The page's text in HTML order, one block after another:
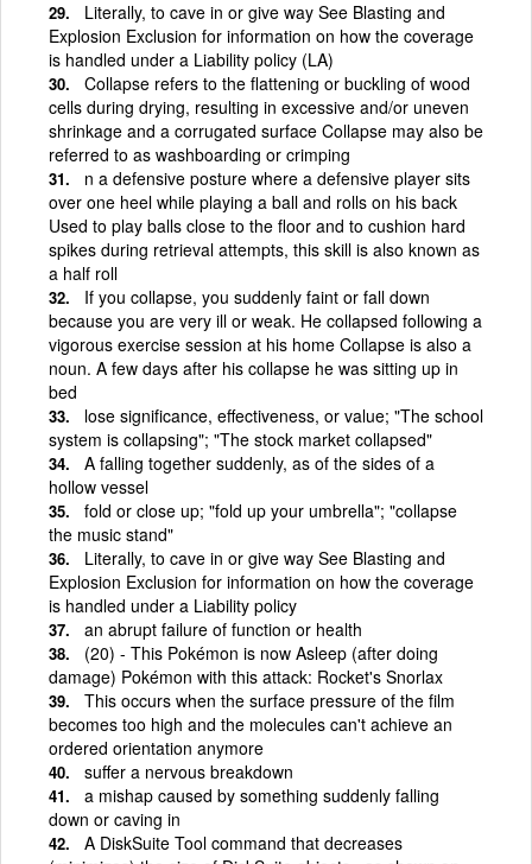
Literally, to cave in or give way See Blasting and
Explosion Exclusion for information on how the coverage
is handled under a Liability policy (LA)
Collapse refers to the flattening or buckling of wood
cells during drying, resulting in excessive and/or uneven
shrinkage and a corrugated surface Collapse may also be
referred to as washboarding or crimping
n a defensive posture where a defensive player sits
over one heel while playing a ball and rolls on his back
Used to play balls close to the floor and to cushion hard
spikes during retrieval attempts, this skill is also known as
a half roll
If you collapse, you suddenly faint or fall down
because you are very ill or weak. He collapsed following a
vigorous exercise session at his home Collapse is also a
noun. A few days after his collapse he was sitting up in
bed
lose significance, effectiveness, or value; "The school
system is collapsing"; "The stock market collapsed"
A falling together suddenly, as of the sides of a
hollow vessel
fold or close up; "fold up your umbrella"; "collapse
the music stand"
Literally, to cave in or give way See Blasting and
Explosion Exclusion for information on how the coverage
is handled under a Liability policy
an abrupt failure of function or health
(20) - This Pokémon is now Asleep (after doing
damage) Pokémon with this attack: Rocket's Snorlax
This occurs when the surface pressure of the film
becomes too high and the molecules can't achieve an
ordered orientation anymore
suffer a nervous breakdown
a mishap caused by something suddenly falling
down or caving in
A DiskSuite Tool command that decreases